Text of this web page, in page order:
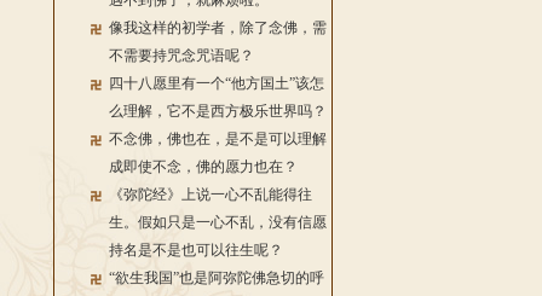
像我这样的初学者，除了念佛，需
不需要持咒念咒语呢？
四十八愿里有一个“他方国土”该怎
么理解，它不是西方极乐世界吗？
不念佛，佛也在，是不是可以理解
成即使不念，佛的愿力也在？
《弥陀经》上说一心不乱能得往
生。假如只是一心不乱，没有信愿
持名是不是也可以往生呢？
“欲生我国”也是阿弥陀佛急切的呼